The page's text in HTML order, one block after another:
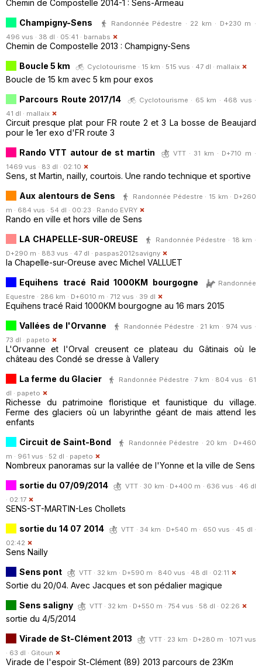
Chemin de Compostelle 2014-1 : Sens-Armeau
Champigny-Sens
Randonnée Pédestre · 22 km · D+230 m ·
496 vus · 38 dl · 05:41 · barnabs
Chemin de Compostelle 2013 : Champigny-Sens
Boucle 5 km
Cyclotourisme · 15 km · 515 vus · 47 dl · mallaix
Boucle de 15 km avec 5 km pour exos
Parcours Route 2017/14
Cyclotourisme · 65 km · 468 vus ·
41 dl · mallaix
Circuit presque plat pour FR route 2 et 3 La bosse de Beaujard
pour le 1er exo d'FR route 3
Rando VTT autour de st martin
VTT · 31 km · D+710 m ·
1469 vus · 83 dl · 02:10
Sens, st Martin, nailly, courtois. Une rando technique et sportive
Aux alentours de Sens
Randonnée Pédestre · 15 km · D+260
m · 684 vus · 54 dl · 00:23 · Rando EVRY
Rando en ville et hors ville de Sens
LA CHAPELLE-SUR-OREUSE
Randonnée Pédestre · 18 km ·
D+290 m · 883 vus · 47 dl · paspas2012savigny
la Chapelle-sur-Oreuse avec Michel VALLUET
Equihens tracé Raid 1000KM bourgogne
Randonnée
Equestre · 286 km · D+6010 m · 712 vus · 39 dl
Equihens tracé Raid 1000KM bourgogne au 16 mars 2015
Vallées de l'Orvanne
Randonnée Pédestre · 21 km · 974 vus ·
73 dl · papeto
L'Orvanne et l'Orval creusent ce plateau du Gâtinais où le
château des Condé se dresse à Vallery
La ferme du Glacier
Randonnée Pédestre · 7 km · 804 vus · 61
dl · papeto
Richesse du patrimoine floristique et faunistique du village.
Ferme des glaciers où un labyrinthe géant de mais attend les
enfants
Circuit de Saint-Bond
Randonnée Pédestre · 20 km · D+460
m · 961 vus · 52 dl · papeto
Nombreux panoramas sur la vallée de l'Yonne et la ville de Sens
sortie du 07/09/2014
VTT · 30 km · D+400 m · 636 vus · 46 dl
· 02:17
SENS-ST-MARTIN-Les Chollets
sortie du 14 07 2014
VTT · 34 km · D+540 m · 650 vus · 45 dl ·
02:42
Sens Nailly
Sens pont
VTT · 32 km · D+590 m · 840 vus · 48 dl · 02:11
Sortie du 20/04. Avec Jacques et son pédalier magique
Sens saligny
VTT · 32 km · D+550 m · 754 vus · 58 dl · 02:26
sortie du 4/5/2014
Virade de St-Clément 2013
VTT · 23 km · D+280 m · 1071 vus
· 63 dl · Gitoun
Virade de l'espoir St-Clément (89) 2013 parcours de 23Km